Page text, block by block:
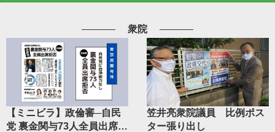
衆院
【ミニビラ】政倫審─自民
党 裏金関与73人全員出席拒
笠井亮衆院議員 比例ポス
ター張り出し